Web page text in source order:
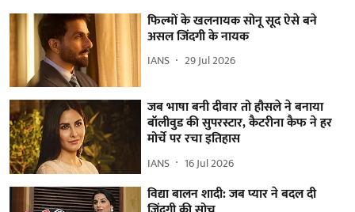
फिल्मों के खलनायक सोनू सूद ऐसे बने
असल जिंदगी के नायक
IANS 29 Jul 2026
जब भाषा बनी दीवार तो हौसले ने बनाया
बॉलीवुड की सुपरस्टार, कैटरीना कैफ ने हर
मोर्चे पर रचा इतिहास
IANS 16 Jul 2026
विद्या बालन शादी: जब प्यार ने बदल दी